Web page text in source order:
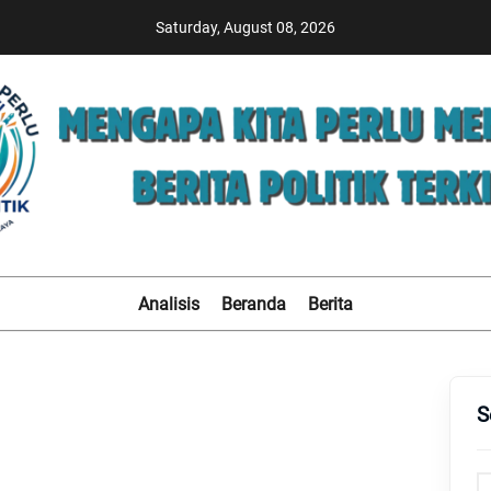
Saturday, August 08, 2026
politickamisao.com
Analisis Beranda Berita